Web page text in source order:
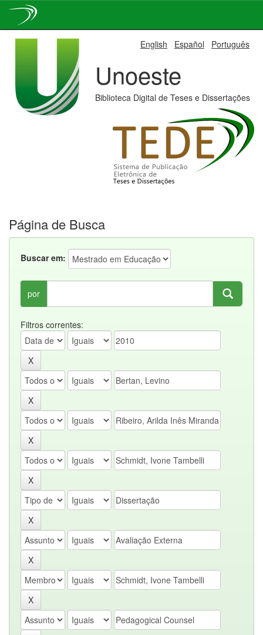
English Español Português
Unoeste
Biblioteca Digital de Teses e Dissertações
Página de Busca
Buscar em:
por
Filtros correntes: